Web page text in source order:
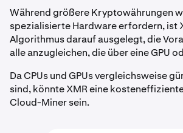
Während größere Kryptowährungen
spezialisierte Hardware erfordern, ist
Algorithmus darauf ausgelegt, die
alle anzugleichen, die über eine GPU
Da CPUs und GPUs vergleichsweise
sind, könnte XMR eine
Cloud-Miner sein.